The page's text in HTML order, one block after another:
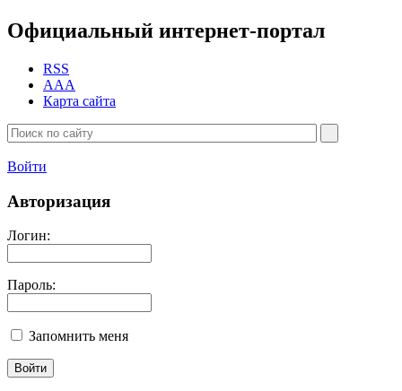
Официальный интернет-портал
RSS
AAA
Карта сайта
Войти
Авторизация
Логин:
Пароль:
Запомнить меня